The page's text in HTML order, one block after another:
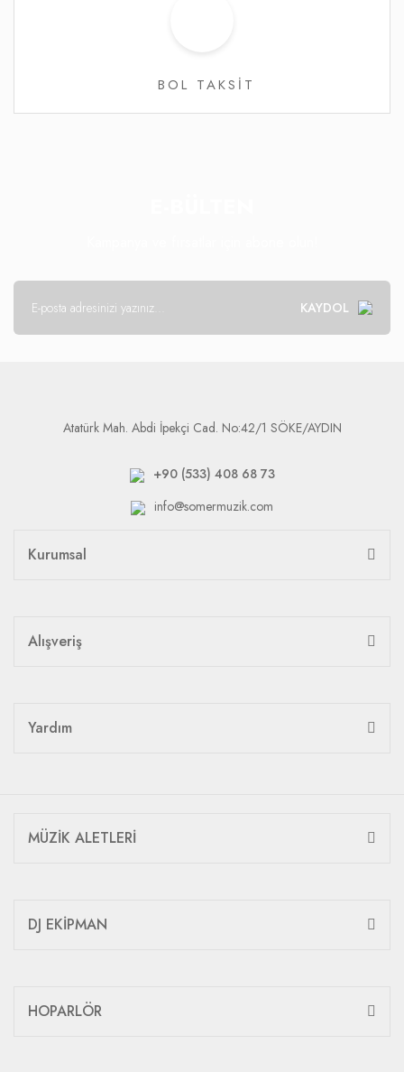
BOL TAKSİT
KAYDOL
Atatürk Mah. Abdi İpekçi Cad. No:42/1 SÖKE/AYDIN
+90 (533) 408 68 73
info@somermuzik.com
Kurumsal
Alışveriş
Yardım
MÜZİK ALETLERİ
DJ EKİPMAN
HOPARLÖR